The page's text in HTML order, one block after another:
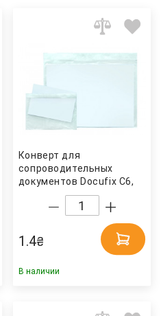
Конверт для
сопроводительных
документов Docufix C6,
160x110(175x115+15)мм.,
самокл., прозр. Optimail
1.4₴
В наличии